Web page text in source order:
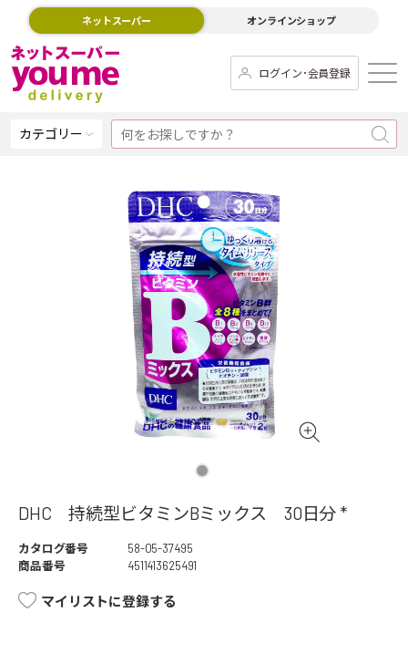
ネットスーパー オンラインショップ
ログイン･会員登録
カテゴリー
DHC 持続型ビタミンBミックス 30日分 *
カタログ番号
58-05-37495
商品番号
4511413625491
マイリストに登録する